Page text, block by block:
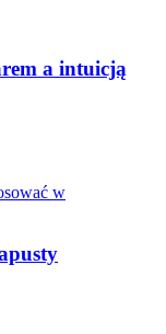
a intuicją